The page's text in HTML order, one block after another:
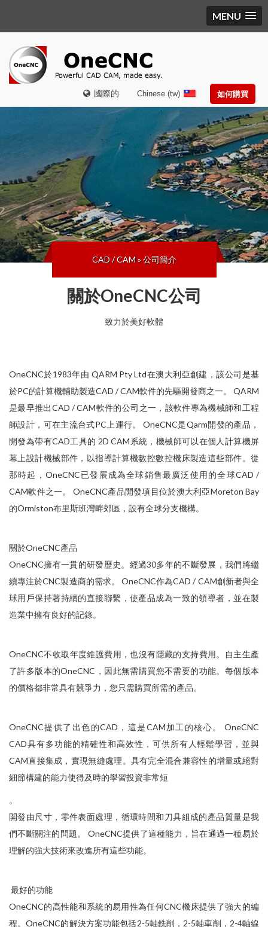
MENU
國際的 如何購買
Chinese (tw)
CAD / CAM»公司簡介
關於OneCNC公司
致力於美好軟體
OneCNC於1983年由 QARM Pty Ltd在澳大利亞創建，該公司是基
於PC的計算機輔助製造CAD / CAM軟件的先驅開發商之一。 QARM
是最早推出CAD / CAM軟件的公司之一，該軟件專為機械師和工程
師設計，可在主流台式PC上運行。 OneCNC是Qarm開發的產品，
開發為帶有CAD工具的 2D CAM系統，機械師可以在個人計算機屏
幕上設計機械部件，以指導計算機數控數控機床製造這些部件。從
那時起，OneCNC已發展成為全球銷售最廣泛使用的全球CAD /
CAM軟件之一。 OneCNC產品開發項目位於澳大利亞Moreton Bay
的Ormiston布里斯班灣畔郊區，設有全球分支機構。
關於OneCNC產品
OneCNC擁有一貫的研發歷史。經過30多年的不斷發展，我們將繼
續專注於CNC製造商的需求。 OneCNC作為CAD / CAM創新者與全
球用戶保持著持續的直接聯繫，使產品成為一致的領導者，並在製
造業中擁有良好的記錄。
OneCNC不收取年度維護費用，也沒有隱藏的支持費用。自主生產
了許多版本的OneCNC，因此無需購買您不需要的功能。每個版本
的價格都非常具有競爭力，您只需購買所需的產品。
OneCNC提供了出色的CAD，這是CAM加工的核心。 OneCNC
CAD具有多功能的精確性和高效性，可供所有人輕鬆學習，並與
CAM直接集成，實現無縫處理。具有完全混合兼容性的增量或絕對
細節構建的能力使得及時的學習投資非常短
。
開發由尺寸，零件表面處理，循環時間和刀具組成的產品質量是我
們不斷關注的問題。 OneCNC提供了這種能力，旨在通過一種易於
理解的強大技術來改進所有這些功能。
最好的功能
OneCNC的高性能和系統的易用性為任何CNC機床提供了強大的編
程。OneCNC的解決方案功能包括2-5軸銑削，2-5軸車削，2-4軸線